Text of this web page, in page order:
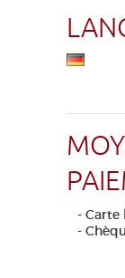
- Carte
-